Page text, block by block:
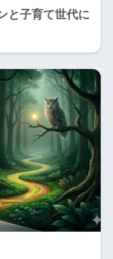
と子育て世代に